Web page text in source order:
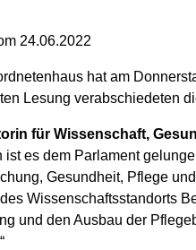
24.06.2022
hat am
Lesung verabschiedeten
für Wissenschaft,
ist es dem Parlament
Gesundheit, Pflege
Wissenschaftsstandorts
und den Ausbau der